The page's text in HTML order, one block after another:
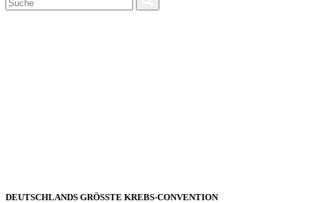
DEUTSCHLANDS GRÖSSTE KREBS‑CONVENTION